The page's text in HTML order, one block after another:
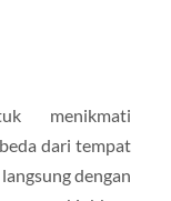
menikmati
dari tempat
dengan